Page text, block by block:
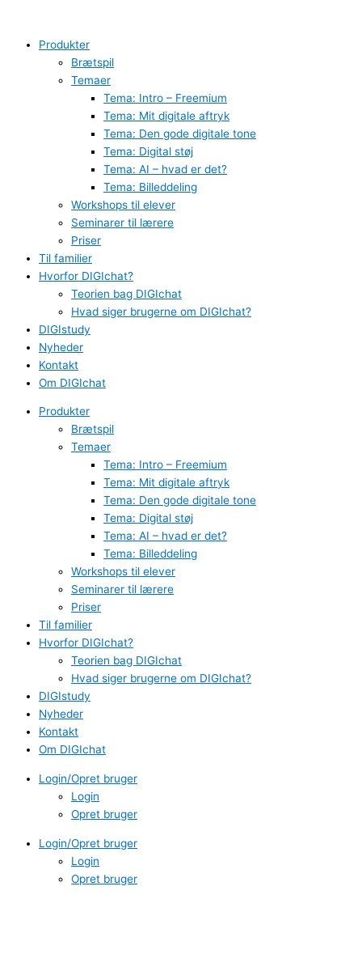
indholdetProdukter
Brætspil
Temaer
Tema: Intro – Freemium
Tema: Mit digitale aftryk
Tema: Den gode digitale tone
Tema: Digital støj
Tema: AI – hvad er det?
Tema: Billeddeling
Workshops til elever
Seminarer til lærere
Priser
Til familier
Hvorfor DIGIchat?
Teorien bag DIGIchat
Hvad siger brugerne om DIGIchat?
DIGIstudy
Nyheder
Kontakt
Om DIGIchat
Produkter
Brætspil
Temaer
Tema: Intro – Freemium
Tema: Mit digitale aftryk
Tema: Den gode digitale tone
Tema: Digital støj
Tema: AI – hvad er det?
Tema: Billeddeling
Workshops til elever
Seminarer til lærere
Priser
Til familier
Hvorfor DIGIchat?
Teorien bag DIGIchat
Hvad siger brugerne om DIGIchat?
DIGIstudy
Nyheder
Kontakt
Om DIGIchat
Login/Opret bruger
Login
Opret bruger
Login/Opret bruger
Login
Opret bruger
manipulation
afhængighedsskabende
svagheder